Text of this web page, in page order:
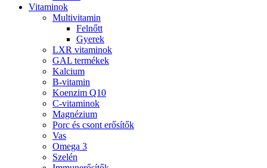
Vitaminok
Multivitamin
Felnőtt
Gyerek
LXR vitaminok
GAL termékek
Kalcium
B-vitamin
Koenzim Q10
C-vitaminok
Magnézium
Porc és csont erősítők
Vas
Omega 3
Szelén